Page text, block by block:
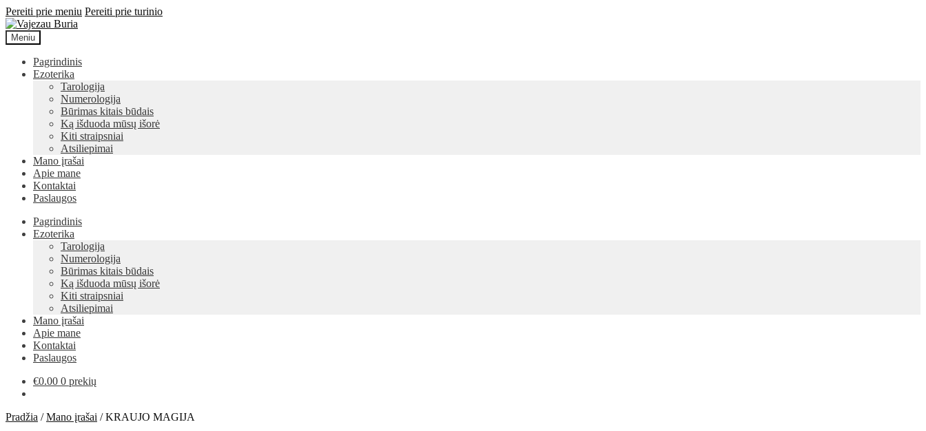
Pereiti prie meniu Pereiti prie turinio
Meniu
Pagrindinis
Ezoterika
Tarologija
Numerologija
Būrimas kitais būdais
Ką išduoda mūsų išorė
Kiti straipsniai
Atsiliepimai
Mano įrašai
Apie mane
Kontaktai
Paslaugos
Pagrindinis
Ezoterika
Tarologija
Numerologija
Būrimas kitais būdais
Ką išduoda mūsų išorė
Kiti straipsniai
Atsiliepimai
Mano įrašai
Apie mane
Kontaktai
Paslaugos
€0.00 0 prekių
Pradžia /Mano įrašai /KRAUJO MAGIJA